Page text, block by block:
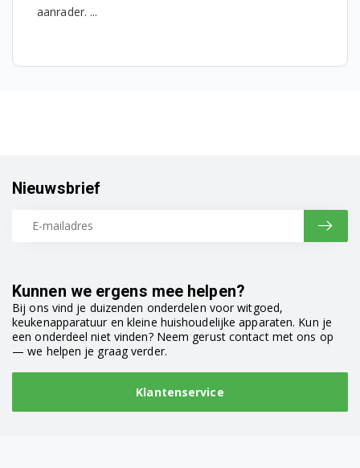
Bosch TES50351DE/13
Bosch TES50356DE/12
Bosch TES50356DE/13
Bosch TES50356DE/16
aanrader. ...
Kunnen we ergens mee helpen?
Bij ons vind je duizenden onderdelen voor witgoed,
keukenapparatuur en kleine huishoudelijke apparaten. Kun je
een onderdeel niet vinden? Neem gerust contact met ons op
— we helpen je graag verder.
Klantenservice
Nieuwsbrief